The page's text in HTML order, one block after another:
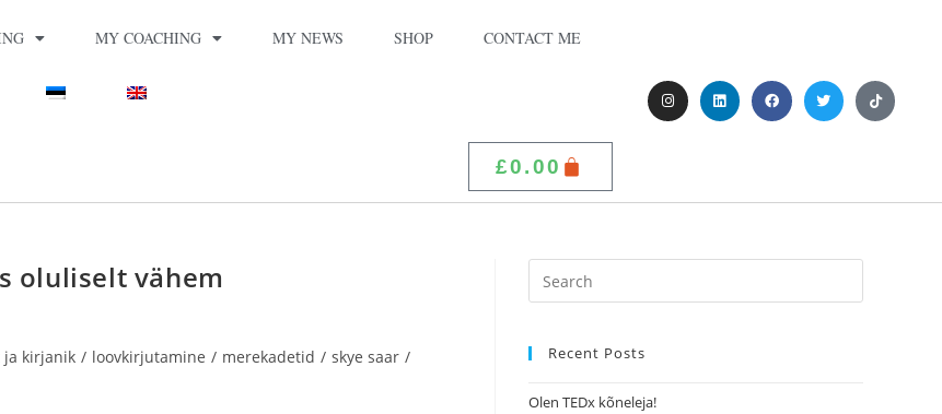
MY COACHING MY NEWS SHOP CONTACT ME
£0.00
oluliselt vähem
ja kirjanik / loovkirjutamine / merekadetid / skye saar /
Recent Posts
Olen TEDx kõneleja!